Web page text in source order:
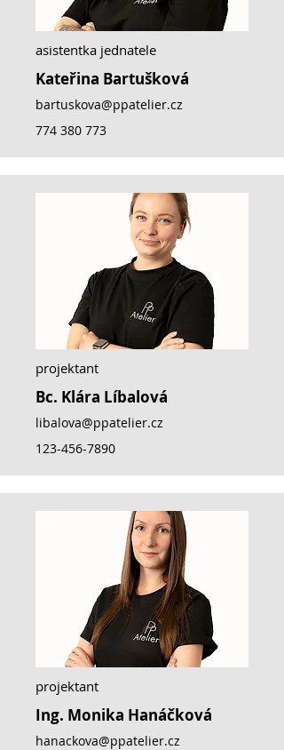
asistentka jednatele
Kateřina Bartušková
bartuskova@ppatelier.cz
774 380 773
projektant
Bc. Klára Líbalová
libalova@ppatelier.cz
123-456-7890
projektant
Ing. Monika Hanáčková
hanackova@ppatelier.cz